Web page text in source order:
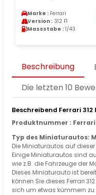
Marke : Ferrari
Version : 312 F1
Massstabe : 1/43
Beschreibung
Die letzten 10
Beschreibend Ferrari 312
Produktnummer : Ferrari
Typ des Miniaturautos:
Die Miniaturautos auf
Einige Miniaturautos sind
wie z.B. die Fahrzeuge der
Dieses Miniaturauto ist
können Sie dieses Ferrari
sich um etwas kümmern zu